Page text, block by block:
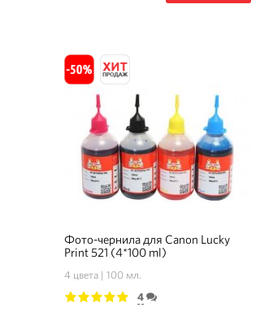
Фото-чернила для Canon Lucky
Print 521 (4*100 ml)
4 цвета 100 мл.
4